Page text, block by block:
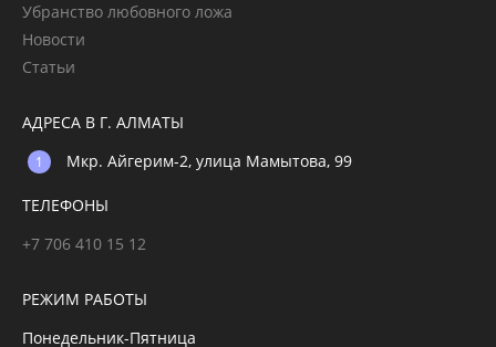
Убранство любовного ложа
Новости
Статьи
АДРЕСА В Г. АЛМАТЫ
Мкр. Айгерим-2, улица Мамытова, 99
ТЕЛЕФОНЫ
+7 706 410 15 12
РЕЖИМ РАБОТЫ
Понедельник-Пятница